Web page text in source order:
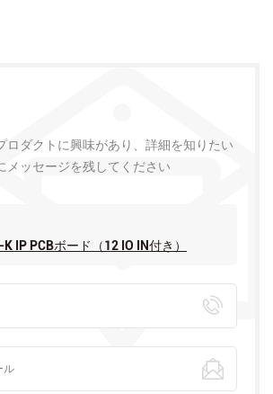
ロダクトに興味があり、詳細を知りたい
メッセージを残してください
IP PCBボード（12 IO IN付き）